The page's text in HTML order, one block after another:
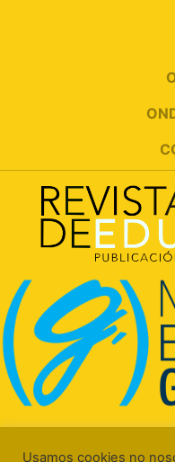
15706 Santiago
Usamos cookies no